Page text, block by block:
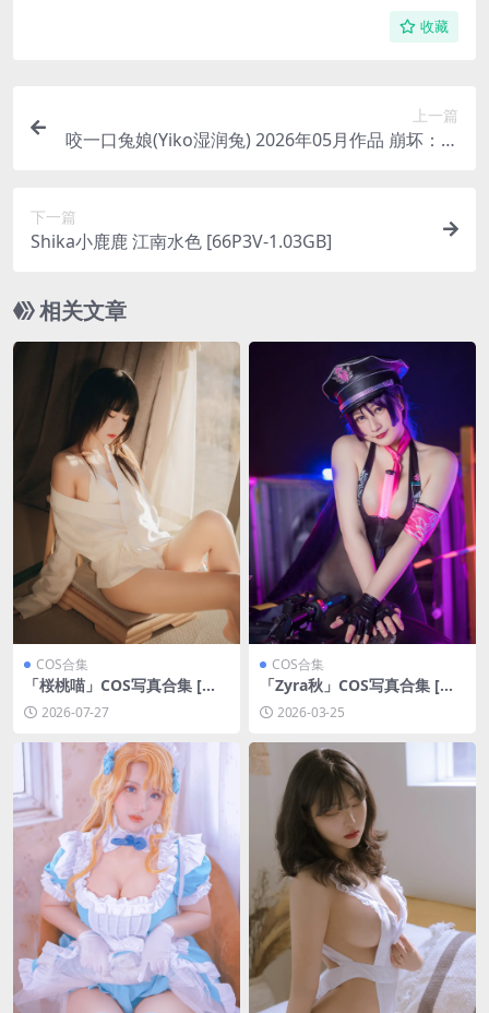
收藏
上一篇
咬一口兔娘(Yiko湿润兔) 2026年05月作品 崩坏：星
下一篇
Shika小鹿鹿 江南水色 [66P3V-1.03GB]
相关文章
COS合集
「桜桃喵」COS写真合集 [持
续更新]
2026-07-27
COS合集
「Zyra秋」COS写真合集 [持
续更新]
2026-03-25